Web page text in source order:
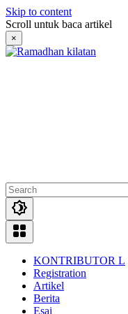
Skip to content
Scroll untuk baca artikel
×
KONTRIBUTOR L
Registration
Artikel
Berita
Esai